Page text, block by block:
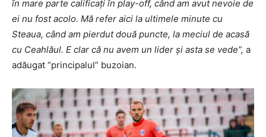
în mare parte calificați în play-off, când am avut nevoie de
ei nu fost acolo. Mă refer aici la ultimele minute cu
Steaua, când am pierdut două puncte, la meciul de acasă
cu Ceahlăul. E clar că nu avem un lider și asta se vede”, a
adăugat “principalul” buzoian.